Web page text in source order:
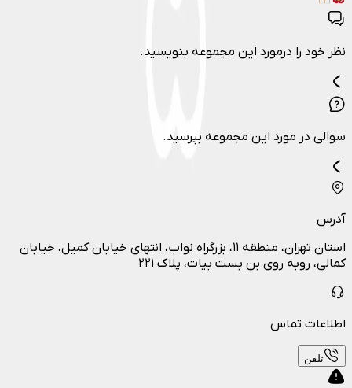
نظر خود را درمورد این مجموعه بنویسید.
سوالی در مورد این مجموعه بپرسید.
آدرس
استان تهران، منطقه ۱۱، بزرگراه نواب، انتهای خیابان کمیل، خیابان
کمالی، روبه روی بن بست بیات، پلاک ۲۲۱
اطلاعات تماس
تلفن